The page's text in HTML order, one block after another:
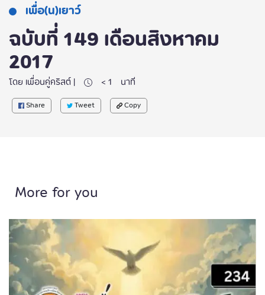
เพื่อ(น)เยาว์
ฉบับที่ 149 เดือนสิงหาคม
2017
โดย เพื่อนคู่คริสต์ | < 1 นาที
Share Tweet Copy
More for you